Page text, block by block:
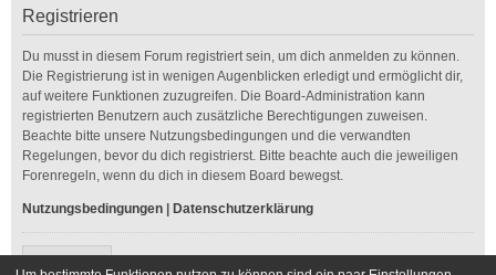
Registrieren
Du musst in diesem Forum registriert sein, um dich anmelden zu können.
Die Registrierung ist in wenigen Augenblicken erledigt und ermöglicht dir,
auf weitere Funktionen zuzugreifen. Die Board-Administration kann
registrierten Benutzern auch zusätzliche Berechtigungen zuweisen.
Beachte bitte unsere Nutzungsbedingungen und die verwandten
Regelungen, bevor du dich registrierst. Bitte beachte auch die jeweiligen
Forenregeln, wenn du dich in diesem Board bewegst.
Nutzungsbedingungen Datenschutzerklärung